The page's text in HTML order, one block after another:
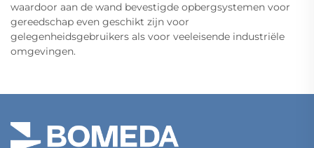
waardoor aan de wand bevestigde opbergsystemen voor
gereedschap even geschikt zijn voor
gelegenheidsgebruikers als voor veeleisende industriële
omgevingen.